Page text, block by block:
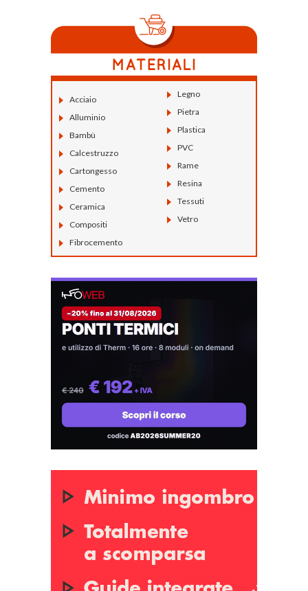
Acciaio
Alluminio
Bambù
Calcestruzzo
Cartongesso
Cemento
Ceramica
Compositi
Fibrocemento
Legno
Pietra
Plastica
PVC
Rame
Resina
Tessuti
Vetro